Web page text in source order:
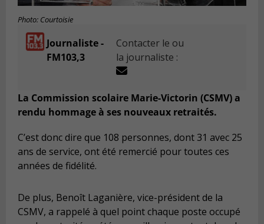
Photo: Courtoisie
Journaliste -
FM103,3
Contacter le ou
la journaliste :
La Commission scolaire Marie-Victorin (CSMV) a
rendu hommage à ses nouveaux retraités.
C’est donc dire que 108 personnes, dont 31 avec 25
ans de service, ont été remercié pour toutes ces
années de fidélité.
De plus, Benoît Laganière, vice-président de la
CSMV, a rappelé à quel point chaque poste occupé